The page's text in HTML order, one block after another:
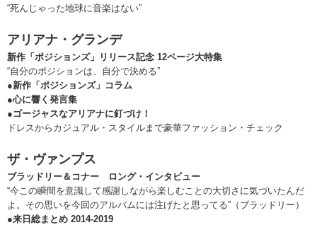
“死んじゃった地球に音楽はない”
アリアナ・グランデ
新作「ポジションズ」リリース記念 12ページ大特集
“自分のポジションは、自分で決める”
●新作「ポジションズ」コラム
●心に響く発言集
●ゴージャスなアリアナに釘づけ！
ドレスからカジュアル・スタイルまで豪華ファッション・チェック
ザ・ヴァンプス
ブラッドリー＆コナー ロング・インタビュー
“今この瞬間を意識して感謝しながら楽しむことの大切さに気づいたんだ
よ。その思いを今回のアルバムには注げたと思ってる”（ブラッドリー）
●来日総まとめ 2014-2019